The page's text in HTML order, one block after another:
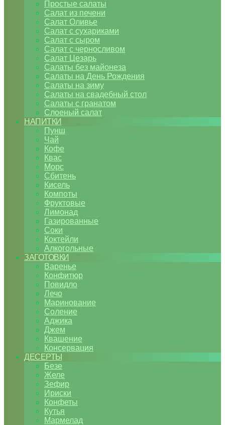
Простые салаты
Салат из печени
Салат Оливье
Салат с сухариками
Салат с сыром
Салат с черносливом
Салат Цезарь
Салаты без майонеза
Салаты на День Рождения
Салаты на зиму
Салаты на свадебный стол
Салаты с гранатом
Слоеный салат
НАПИТКИ
Пунш
Чай
Кофе
Квас
Морс
Сбитень
Кисель
Компоты
Фруктовые
Лимонад
Газированные
Соки
Коктейли
Алкогольные
ЗАГОТОВКИ
Варенье
Конфитюр
Повидло
Лечо
Маринование
Соление
Аджика
Джем
Квашение
Консервация
ДЕСЕРТЫ
Безе
Желе
Зефир
Ириски
Конфеты
Кутья
Мармелад